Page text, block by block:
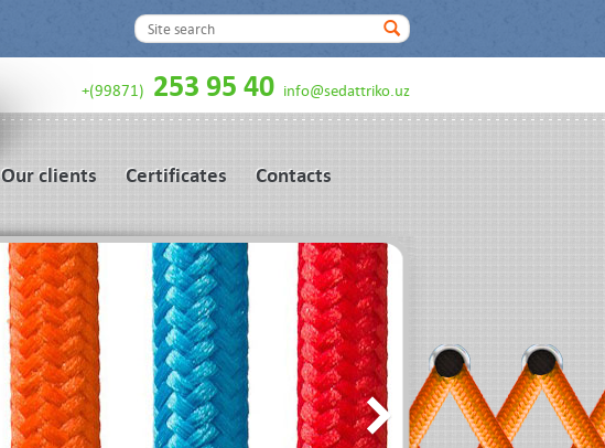
+(99871) 253 95 40 info@sedattriko.uz
Our clients Certificates Contacts